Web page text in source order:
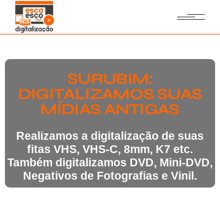
SURUBIM:
DIGITALIZAMOS SUAS
MÍDIAS ANTIGAS
Realizamos a digitalização de suas
fitas VHS, VHS-C, 8mm, K7 etc.
Também digitalizamos DVD, Mini-DVD,
Negativos de Fotografias e Vinil.